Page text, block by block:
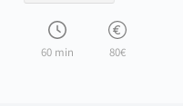
60 min 80€